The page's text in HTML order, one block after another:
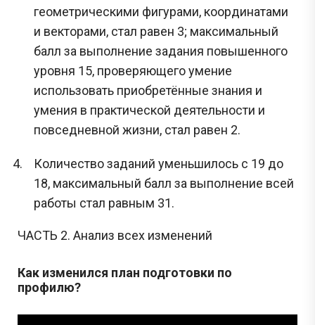
геометрическими фигурами, координатами
и векторами, стал равен 3; максимальный
балл за выполнение задания повышенного
уровня 15, проверяющего умение
использовать приобретённые знания и
умения в практической деятельности и
повседневной жизни, стал равен 2.
Количество заданий уменьшилось с 19 до
18, максимальный балл за выполнение всей
работы стал равным 31.
ЧАСТЬ 2. Анализ всех изменений
Как изменился план подготовки по
профилю?